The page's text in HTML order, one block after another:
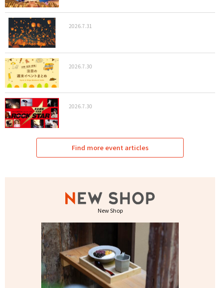
2026.7.31
2026.7.30
2026.7.30
Find more event articles
New Shop